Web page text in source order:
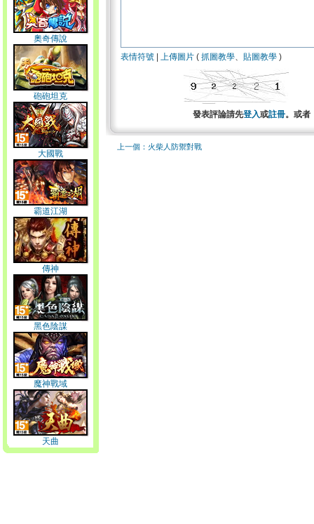
奧奇傳說
砲砲坦克
大國戰
霸道江湖
傳神
黑色陰謀
魔神戰域
天曲
表情符號 上傳圖片 ( 抓圖教學、 貼圖教學 )
發表評論請先登入或註冊。或者
上一個：火柴人防禦對戰